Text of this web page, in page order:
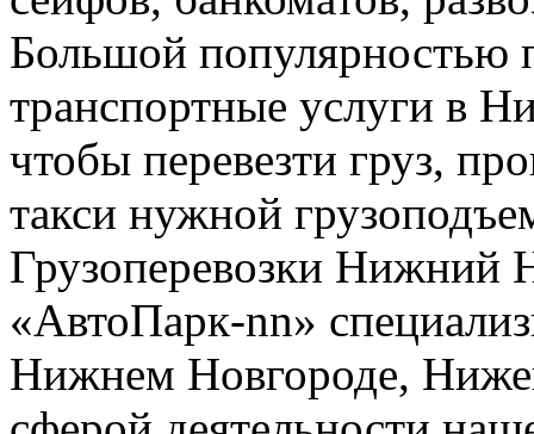
Большой популярностью
транспортные услуги в
чтобы перевезти груз,
такси нужной
Грузоперевозки Нижний
«АвтоПарк-nn»
Нижнем Новгороде,